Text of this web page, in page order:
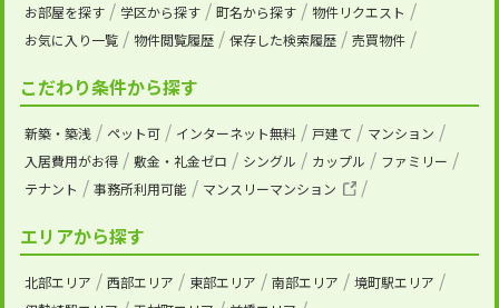
お部屋を探す 学区から探す 町名から探す
物件リクエスト
お気に入り一覧
物件閲覧履歴 保存した検索履歴 売買物件
こだわり条件から探す
新築・築浅 ペット可 インターネット無料 戸建て
マンション
入居費用がお得
敷金・礼金ゼロ シングル カップル
ファミリー
テナント
事務所利用可能 マンスリーマンション
エリアから探す
北部エリア 西部エリア 東部エリア 南部エリア
境町駅エリア